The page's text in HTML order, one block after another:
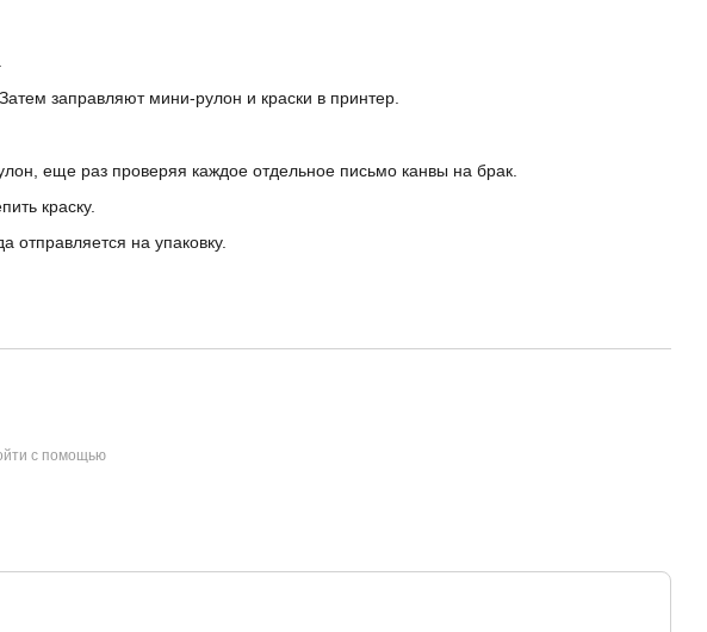
заправляют мини-рулон и краски в принтер.
еще раз проверяя каждое отдельное письмо канвы на брак.
краску.
отправляется на упаковку.
с помощью